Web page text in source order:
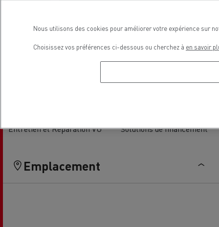
Espace conducteur Climatisation
Entretien et Réparation VU Solutions de financement
Emplacement
Nous utilisons des cookies pour améliorer votre expérience sur
Choisissez vos préférences ci-dessous ou cherchez à en savoir